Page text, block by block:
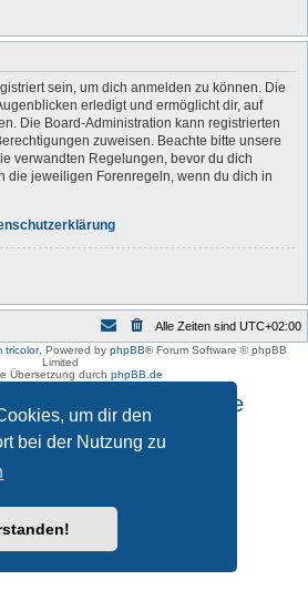
um dir den
bei der Nutzung zu
sein, um dich anmelden zu können. Die
erledigt und ermöglicht dir, auf
Die Board-Administration kann registrierten
zuweisen. Beachte bitte unsere
verwandten Regelungen, bevor du dich
die jeweiligen Forenregeln, wenn du dich in
Alle Zeiten sind UTC+02:00
tricolor, Powered by phpBB® Forum Software © phpBB
Limited
Übersetzung durch phpBB.de
Datenschutzhinweise